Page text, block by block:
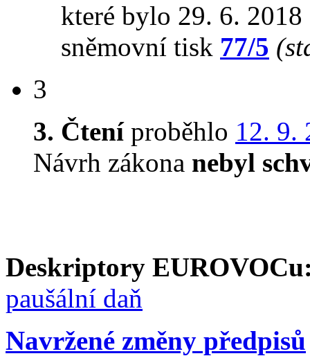
které bylo 29. 6.
sněmovní tisk 77/5
3
3. Čteníproběhlo 12. 9.
Návrh zákona nebyl
Deskriptory
paušální daň
Navržené změny předpisů